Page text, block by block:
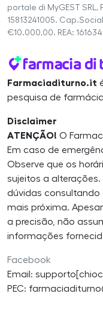
portale di MyGEST SRL,
15813241005.
€10.000,00. REA:
Farmaciaditurno.it
pesquisa de
Disclaimer
ATENÇÃO! O
Em caso de
Observe que os
sujeitos a
dúvidas
mais próxima.
a precisão, não
informações
Facebook
Email:
PEC: